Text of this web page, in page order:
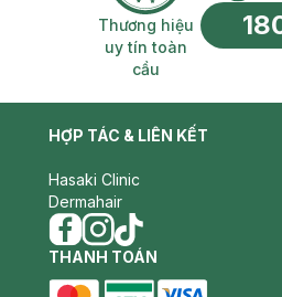
miễn phí Thương hiệu uy
Thương hiệu
uy tín toàn
cầu
HỢP TÁC & LIÊN KẾT
Hasaki Clinic
Dermahair
facebook
instagram
tiktok
THANH TOÁN